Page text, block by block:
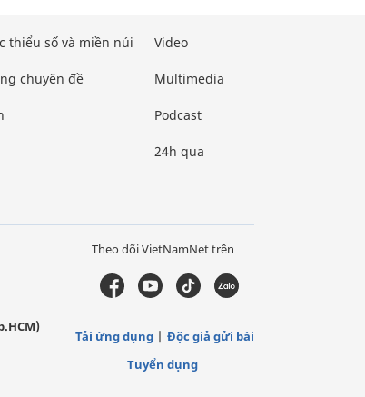
thiểu số và miền núi
chuyên đề
Video
Multimedia
Podcast
24h qua
Theo dõi VietNamNet trên
Tải ứng dụng
Độc giả gửi bài
Tuyển dụng